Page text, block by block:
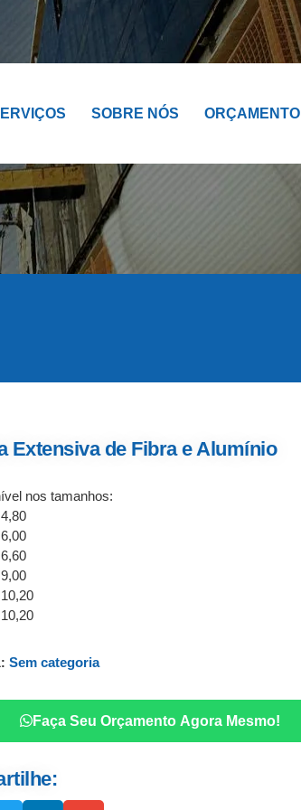
SOBRE NÓS ORÇAMENTO
Extensiva de Fibra e Alumínio
nos tamanhos:
Sem categoria
Faça Seu Orçamento Agora Mesmo!